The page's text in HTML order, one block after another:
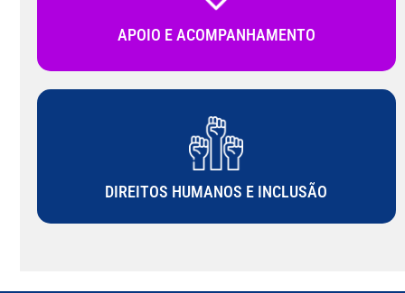
APOIO E ACOMPANHAMENTO
DIREITOS HUMANOS E INCLUSÃO